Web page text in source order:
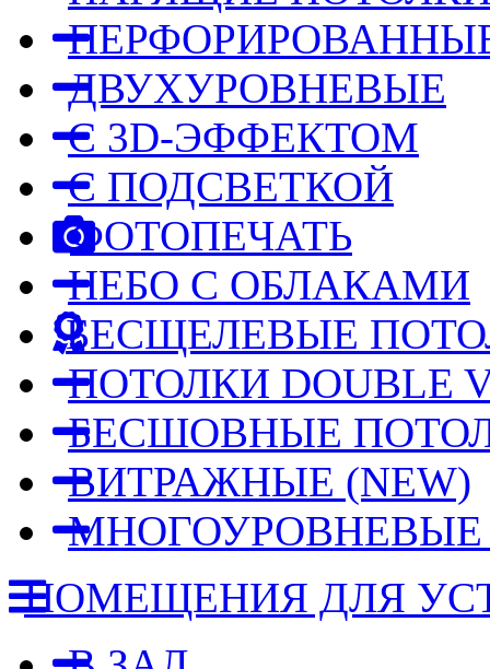
ДВУХУРОВНЕВЫЕ
С 3D-ЭФФЕКТОМ
С ПОДСВЕТКОЙ
ФОТОПЕЧАТЬ
НЕБО С ОБЛАКАМИ
БЕСЩЕЛЕВЫЕ
ПОТОЛКИ DOUBLE
БЕСШОВНЫЕ
ВИТРАЖНЫЕ (NEW)
ПОМЕЩЕНИЯ ДЛЯ